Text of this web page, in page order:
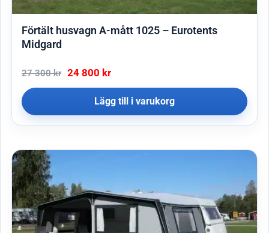
Förtält husvagn A-mått 1025 – Eurotents
Midgard
27 300kr 24 800 kr
Lägg till i varukorg